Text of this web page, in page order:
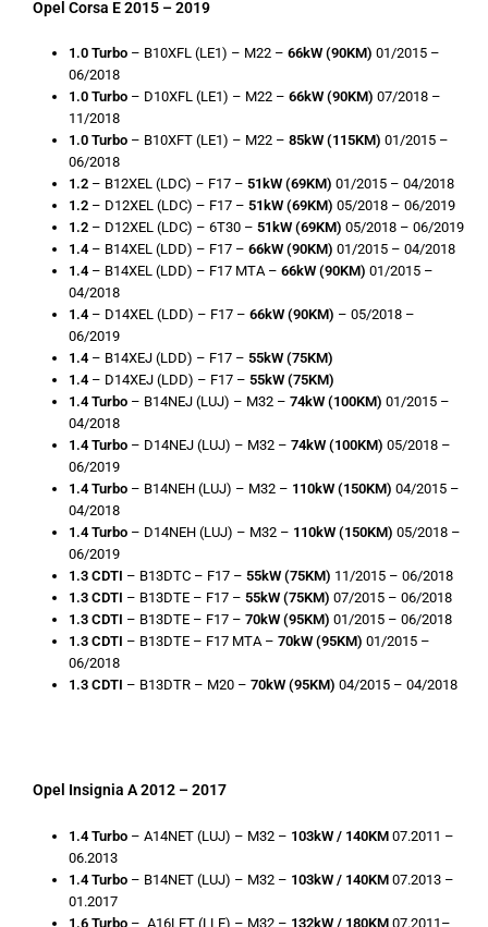
Opel Corsa E 2015 – 2019
1.0 Turbo – B10XFL (LE1) – M22 –66kW (90KM) 01/2015 –
06/2018
1.0 Turbo – D10XFL (LE1) – M22 –66kW (90KM)07/2018 –
11/2018
1.0 Turbo – B10XFT (LE1) – M22 –85kW (115KM) 01/2015 –
06/2018
1.2 – B12XEL (LDC) – F17 –51kW (69KM) 01/2015 – 04/2018
1.2 – D12XEL (LDC) – F17 –51kW (69KM) 05/2018 – 06/2019
1.2 – D12XEL (LDC) – 6T30 –51kW (69KM) 05/2018 – 06/2019
1.4– B14XEL (LDD) – F17 –66kW (90KM) 01/2015 – 04/2018
1.4– B14XEL (LDD) – F17 MTA –66kW (90KM) 01/2015 –
04/2018
1.4– D14XEL (LDD) – F17 –66kW (90KM) – 05/2018 –
06/2019
1.4– B14XEJ (LDD) – F17 –55kW (75KM)
1.4– D14XEJ (LDD) – F17 –55kW (75KM)
1.4 Turbo – B14NEJ (LUJ) – M32 –74kW (100KM) 01/2015 –
04/2018
1.4 Turbo – D14NEJ (LUJ) – M32 –74kW (100KM) 05/2018 –
06/2019
1.4 Turbo – B14NEH (LUJ) – M32 – 110kW (150KM) 04/2015 –
04/2018
1.4 Turbo – D14NEH (LUJ) – M32 – 110kW (150KM) 05/2018 –
06/2019
1.3 CDTI – B13DTC – F17 –55kW (75KM) 11/2015 – 06/2018
1.3 CDTI – B13DTE – F17 –55kW (75KM) 07/2015 – 06/2018
1.3 CDTI – B13DTE – F17 –70kW (95KM) 01/2015 – 06/2018
1.3 CDTI – B13DTE – F17 MTA –70kW (95KM) 01/2015 –
06/2018
1.3 CDTI – B13DTR – M20 –70kW (95KM) 04/2015 – 04/2018
Opel Insignia A 2012 – 2017
1.4 Turbo – A14NET (LUJ) – M32 – 103kW / 140KM07.2011 –
06.2013
1.4 Turbo – B14NET (LUJ) – M32 – 103kW / 140KM 07.2013 –
01.2017
1.6 Turbo – A16LET (LLE) – M32 – 132kW / 180KM07.2011–